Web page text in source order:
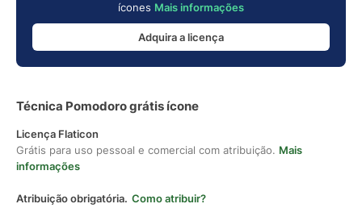
ícones Mais informações
Adquira a licença
Técnica Pomodoro grátis ícone
Licença Flaticon
Grátis para uso pessoal e comercial com atribuição. Mais
informações
Atribuição obrigatória. Como atribuir?